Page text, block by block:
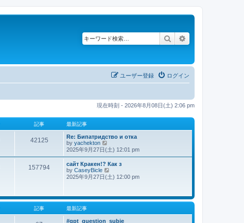
検索
ログイン
ユーザー登録
現在時刻 - 2026年8月08日(土) 2:06 pm
記事 最新記事
42125
Re: Бипатридство и отка
by yachekton
新
記
事
2025年9月27日(土) 12:01 pm
157794
сайт Кракен!? Как з
by CaseyBicle
新
2025年9月27日(土) 12:00 pm
記事 最新記事
#gpt_question_subje